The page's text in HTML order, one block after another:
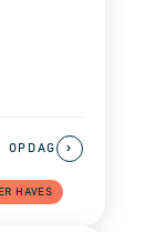
HAVES
OPDAG ›